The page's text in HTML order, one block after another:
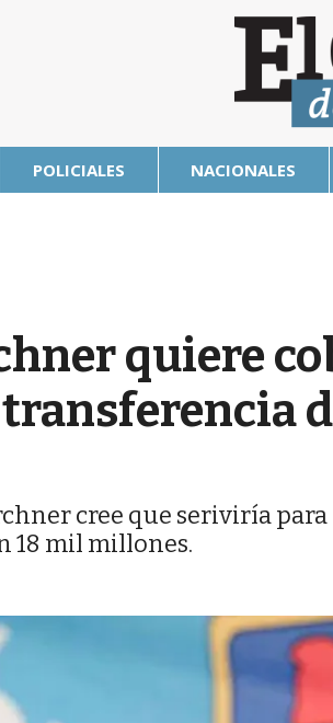
POLICIALES NACIONALES
quiere
transferencia
cree que seriviría
18 mil millones.